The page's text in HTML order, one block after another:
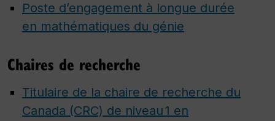
Poste d’engagement à longue durée
en mathématiques du génie
Chaires de recherche
Titulaire de la chaire de recherche du
Canada (CRC) de niveau 1 en